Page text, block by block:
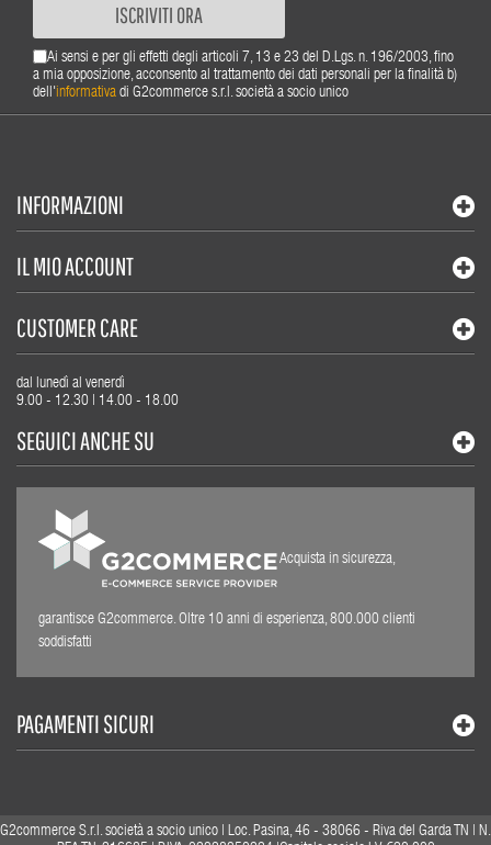
ISCRIVITI ORA
Ai sensi e per gli effetti degli articoli 7, 13 e 23 del D.Lgs. n. 196/2003, fino
a mia opposizione, acconsento al trattamento dei dati personali per la finalità b)
dell'informativa di G2commerce s.r.l. società a socio unico
INFORMAZIONI
IL MIO ACCOUNT
CUSTOMER CARE
dal lunedì al venerdì
9.00 - 12.30 | 14.00 - 18.00
SEGUICI ANCHE SU
Acquista in sicurezza,
garantisce G2commerce. Oltre 10 anni di esperienza, 800.000 clienti
soddisfatti
PAGAMENTI SICURI
G2commerce S.r.l. società a socio unico | Loc. Pasina, 46 - 38066 - Riva del Garda TN | N.